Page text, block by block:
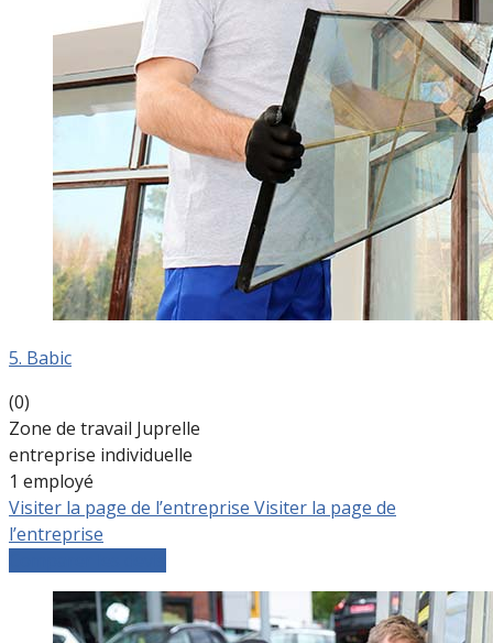
5. Babic
(0)
Zone de travail Juprelle
entreprise individuelle
1 employé
Visiter la page de l’entreprise Visiter la page de
l’entreprise